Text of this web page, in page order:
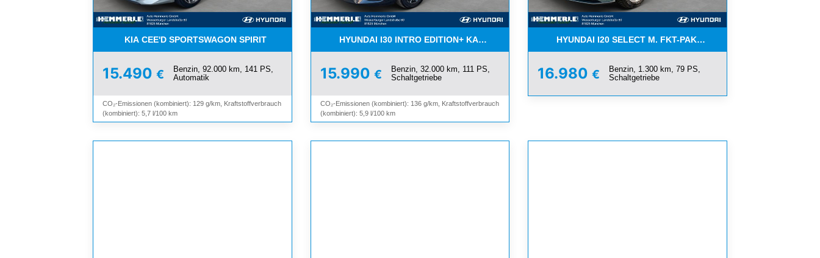
KIA CEE'D SPORTSWAGON SPIRIT
15.490 €
Benzin, 92.000 km, 141 PS,
Automatik
CO₂-Emissionen (kombiniert): 129 g/km, Kraftstoffverbrauch
(kombiniert): 5,7 l/100 km
HYUNDAI I30 INTRO EDITION+ KAMERA+NAVI+TEMPOMAT+
15.990 €
Benzin, 32.000 km, 111 PS,
Schaltgetriebe
CO₂-Emissionen (kombiniert): 136 g/km, Kraftstoffverbrauch
(kombiniert): 5,9 l/100 km
HYUNDAI I20 SELECT M. FKT-PAKET -*NAVI*KLIMA*WENIG KM
16.980€
Benzin, 1.300 km, 79 PS,
Schaltgetriebe